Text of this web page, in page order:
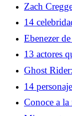
Zach
vieja escuela
14
Ebenezer
película de
13 actores
famosa
Ghost
Kenough
14
error una y
Conoce a la
Jonsson